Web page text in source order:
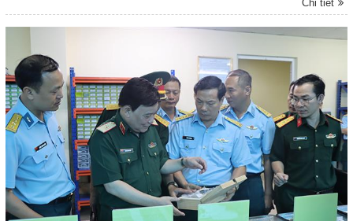
Chi tiết